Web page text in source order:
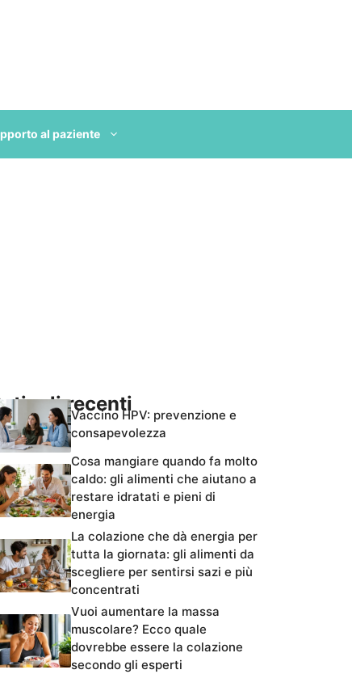
al paziente
recenti
Vaccino HPV: prevenzione e
consapevolezza
Cosa mangiare quando fa molto
caldo: gli alimenti che aiutano a
restare idratati e pieni di
energia
La colazione che dà energia per
tutta la giornata: gli alimenti da
scegliere per sentirsi sazi e più
concentrati
Vuoi aumentare la massa
muscolare? Ecco quale
dovrebbe essere la colazione
secondo gli esperti